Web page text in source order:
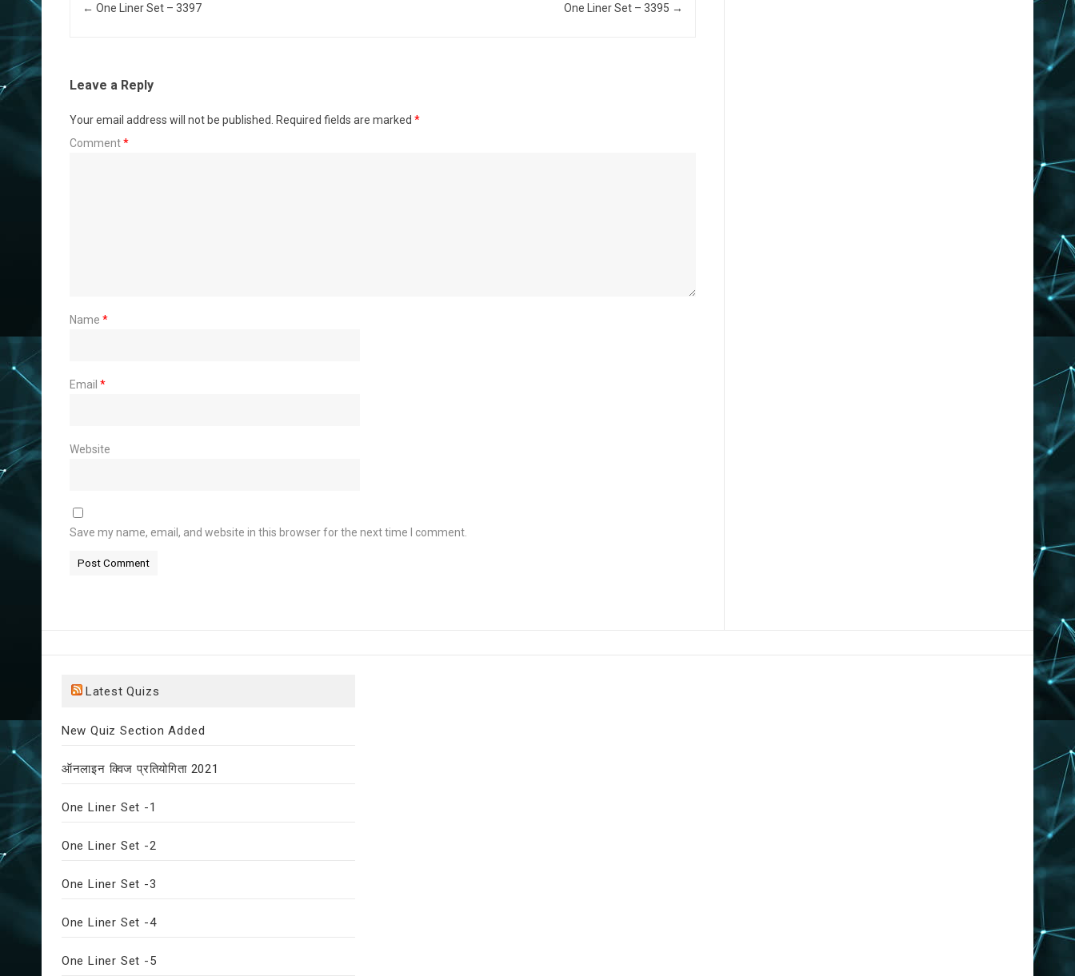
Post navigation
← One Liner Set – 3397 One Liner Set – 3395 →
Leave a Reply
Your email address will not be published. Required fields are marked *
Comment*
Name *
Email *
Website
Save my name, email, and website in this browser for the next time I comment.
Latest Quizs
New Quiz Section Added
ऑनलाइन क्विज प्रतियोगिता 2021
One Liner Set -1
One Liner Set -2
One Liner Set -3
One Liner Set -4
One Liner Set -5